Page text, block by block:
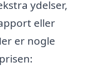
ydelser,
eller
er nogle